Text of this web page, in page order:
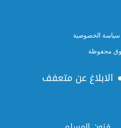
سياسة الخصوصية
الابلاغ عن متعفف